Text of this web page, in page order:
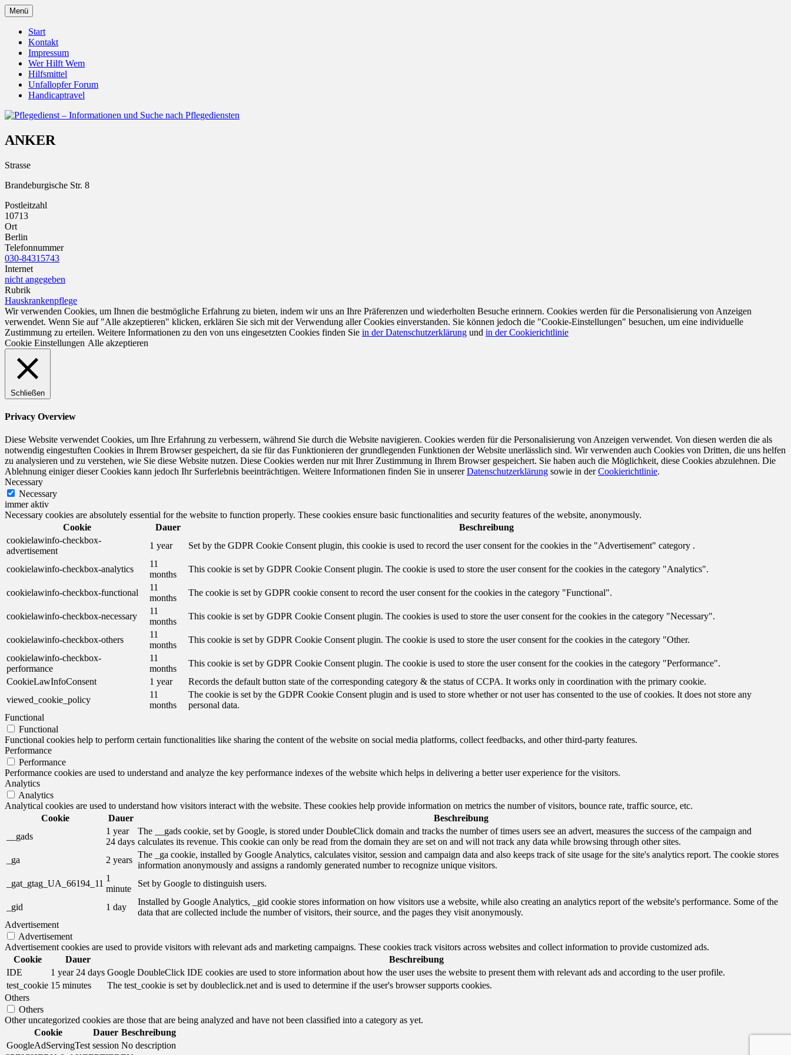
Zum
Inhalt
springen
Pflegedienst – Informationen und Suche nach Pflegediensten
Menü
Start
Kontakt
Impressum
Wer Hilft Wem
Hilfsmittel
Unfallopfer Forum
Handicaptravel
ANKER
Strasse
Brandeburgische Str. 8
Postleitzahl
10713
Ort
Berlin
Telefonnummer
030-84315743
Internet
nicht angegeben
Rubrik
Hauskrankenpflege
Wir verwenden Cookies, um Ihnen die bestmögliche Erfahrung zu bieten, indem wir uns an Ihre Präferenzen und wiederholten Besuche erinnern. Cookies werden für die Personalisierung von Anzeigen
verwendet. Wenn Sie auf "Alle akzeptieren" klicken, erklären Sie sich mit der Verwendung aller Cookies einverstanden. Sie können jedoch die "Cookie-Einstellungen" besuchen, um eine individuelle
Zustimmung zu erteilen. Weitere Informationen zu den von uns eingesetzten Cookies finden Sie in der Datenschutzerklärung und in der Cookierichtlinie
Cookie Einstellungen Alle akzeptieren
Schließen
Privacy Overview
Diese Website verwendet Cookies, um Ihre Erfahrung zu verbessern, während Sie durch die Website navigieren. Cookies werden für die Personalisierung von Anzeigen verwendet. Von diesen werden die als
notwendig eingestuften Cookies in Ihrem Browser gespeichert, da sie für das Funktionieren der grundlegenden Funktionen der Website unerlässlich sind. Wir verwenden auch Cookies von Dritten, die uns helfen
zu analysieren und zu verstehen, wie Sie diese Website nutzen. Diese Cookies werden nur mit Ihrer Zustimmung in Ihrem Browser gespeichert. Sie haben auch die Möglichkeit, diese Cookies abzulehnen. Die
Ablehnung einiger dieser Cookies kann jedoch Ihr Surferlebnis beeinträchtigen. Weitere Informationen finden Sie in unsererDatenschutzerklärung sowie in derCookierichtlinie.
Necessary
Necessary
immer aktiv
Necessary cookies are absolutely essential for the website to function properly. These cookies ensure basic functionalities and security features of the website, anonymously.
Cookie
Dauer
Beschreibung
cookielawinfo-checkbox-
advertisement
1 year Set by the GDPR Cookie Consent plugin, this cookie is used to record the user consent for the cookies in the "Advertisement" category .
cookielawinfo-checkbox-analytics
11
months
This cookie is set by GDPR Cookie Consent plugin. The cookie is used to store the user consent for the cookies in the category "Analytics".
cookielawinfo-checkbox-functional
11
months
The cookie is set by GDPR cookie consent to record the user consent for the cookies in the category "Functional".
cookielawinfo-checkbox-necessary
11
months
This cookie is set by GDPR Cookie Consent plugin. The cookies is used to store the user consent for the cookies in the category "Necessary".
cookielawinfo-checkbox-others
11
months
This cookie is set by GDPR Cookie Consent plugin. The cookie is used to store the user consent for the cookies in the category "Other.
cookielawinfo-checkbox-
performance
11
months
This cookie is set by GDPR Cookie Consent plugin. The cookie is used to store the user consent for the cookies in the category "Performance".
CookieLawInfoConsent
1 year
Records the default button state of the corresponding category & the status of CCPA. It works only in coordination with the primary cookie.
viewed_cookie_policy
11
months
The cookie is set by the GDPR Cookie Consent plugin and is used to store whether or not user has consented to the use of cookies. It does not store any
personal data.
Functional
Functional
Functional cookies help to perform certain functionalities like sharing the content of the website on social media platforms, collect feedbacks, and other third-party features.
Performance
Performance
Performance cookies are used to understand and analyze the key performance indexes of the website which helps in delivering a better user experience for the visitors.
Analytics
Analytics
Analytical cookies are used to understand how visitors interact with the website. These cookies help provide information on metrics the number of visitors, bounce rate, traffic source, etc.
Cookie
Dauer
Beschreibung
__gads
1 year
24 days
The __gads cookie, set by Google, is stored under DoubleClick domain and tracks the number of times users see an advert, measures the success of the campaign and
calculates its revenue. This cookie can only be read from the domain they are set on and will not track any data while browsing through other sites.
_ga
2 years
The _ga cookie, installed by Google Analytics, calculates visitor, session and campaign data and also keeps track of site usage for the site's analytics report. The cookie stores
information anonymously and assigns a randomly generated number to recognize unique visitors.
_gat_gtag_UA_66194_11
1
minute
Set by Google to distinguish users.
_gid 1 day
Installed by Google Analytics, _gid cookie stores information on how visitors use a website, while also creating an analytics report of the website's performance. Some of the
data that are collected include the number of visitors, their source, and the pages they visit anonymously.
Advertisement
Advertisement
Advertisement cookies are used to provide visitors with relevant ads and marketing campaigns. These cookies track visitors across websites and collect information to provide customized ads.
Cookie
Dauer
Beschreibung
IDE
1 year 24 days Google DoubleClick IDE cookies are used to store information about how the user uses the website to present them with relevant ads and according to the user profile.
test_cookie 15 minutes
The test_cookie is set by doubleclick.net and is used to determine if the user's browser supports cookies.
Others
Others
Other uncategorized cookies are those that are being analyzed and have not been classified into a category as yet.
Cookie
Dauer Beschreibung
GoogleAdServingTest session No description